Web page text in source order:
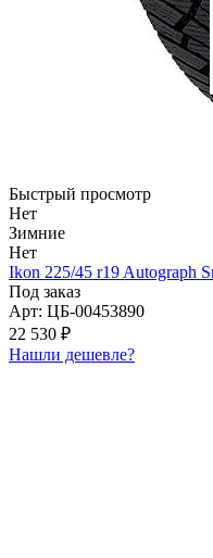
Быстрый просмотр
Нет
Зимние
Нет
Ikon 225/45 r19 Autograph
Под заказ
Арт: ЦБ-00453890
22 530 ₽
Нашли дешевле?